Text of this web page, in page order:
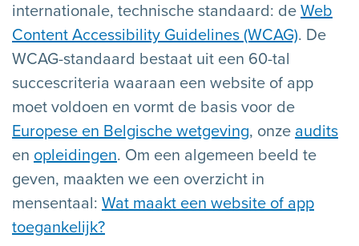
internationale, technische standaard: de Web
Content Accessibility Guidelines (WCAG). De
WCAG-standaard bestaat uit een 60-tal
succescriteria waaraan een website of app
moet voldoen en vormt de basis voor de
Europese en Belgische wetgeving, onze audits
en opleidingen. Om een algemeen beeld te
geven, maakten we een overzicht in
mensentaal: Wat maakt een website of app
toegankelijk?